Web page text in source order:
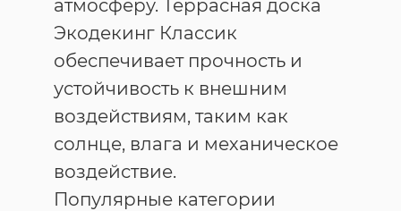
атмосферу. Террасная доска
Экодекинг Классик
обеспечивает прочность и
устойчивость к внешним
воздействиям, таким как
солнце, влага и механическое
воздействие.
Популярные категории